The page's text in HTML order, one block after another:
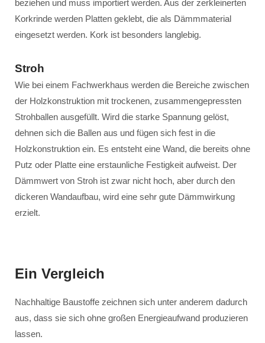
beziehen und muss importiert werden. Aus der zerkleinerten
Korkrinde werden Platten geklebt, die als Dämmmaterial
eingesetzt werden. Kork ist besonders langlebig.
Stroh
Wie bei einem Fachwerkhaus werden die Bereiche zwischen
der Holzkonstruktion mit trockenen, zusammengepressten
Strohballen ausgefüllt. Wird die starke Spannung gelöst,
dehnen sich die Ballen aus und fügen sich fest in die
Holzkonstruktion ein. Es entsteht eine Wand, die bereits ohne
Putz oder Platte eine erstaunliche Festigkeit aufweist. Der
Dämmwert von Stroh ist zwar nicht hoch, aber durch den
dickeren Wandaufbau, wird eine sehr gute Dämmwirkung
erzielt.
Ein Vergleich
Nachhaltige Baustoffe zeichnen sich unter anderem dadurch
aus, dass sie sich ohne großen Energieaufwand produzieren
lassen.